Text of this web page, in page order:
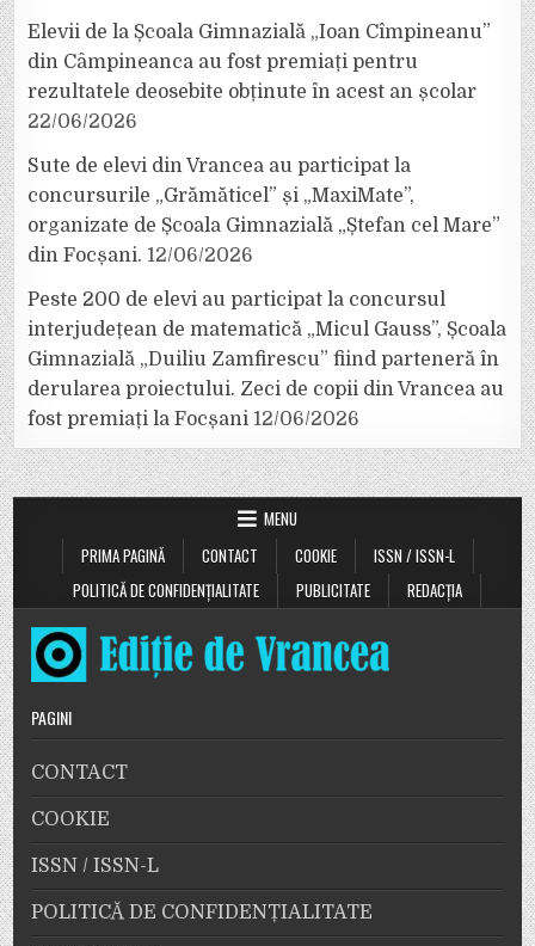
Elevii de la Școala Gimnazială „Ioan Cîmpineanu”
din Câmpineanca au fost premiați pentru
rezultatele deosebite obținute în acest an școlar
22/06/2026
Sute de elevi din Vrancea au participat la
concursurile „Grămăticel” și „MaxiMate”,
organizate de Școala Gimnazială „Ștefan cel Mare”
din Focșani. 12/06/2026
Peste 200 de elevi au participat la concursul
interjudețean de matematică „Micul Gauss”, Școala
Gimnazială „Duiliu Zamfirescu” fiind parteneră în
derularea proiectului. Zeci de copii din Vrancea au
fost premiați la Focșani 12/06/2026
MENU
PRIMA PAGINĂ
CONTACT COOKIE
ISSN / ISSN-L
POLITICĂ DE CONFIDENȚIALITATE
PUBLICITATE REDACȚIA
PAGINI
CONTACT
COOKIE
ISSN / ISSN-L
POLITICĂ DE CONFIDENȚIALITATE